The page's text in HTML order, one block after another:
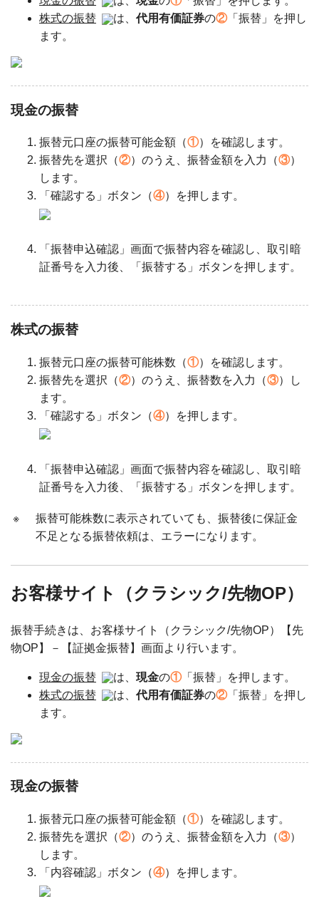
株式の振替
は、 代用有価証券の②「振替」を押し
ます。
現金の振替
振替元口座の振替可能金額（①）を確認します。
振替先を選択（②）のうえ、振替金額を入力（③）
します。
「確認する」ボタン（④）を押します。
「振替申込確認」画面で振替内容を確認し、取引暗
証番号を入力後、「振替する」ボタンを押します。
株式の振替
振替元口座の振替可能株数（①）を確認します。
振替先を選択（②）のうえ、振替数を入力（③）し
ます。
「確認する」ボタン（④）を押します。
「振替申込確認」画面で振替内容を確認し、取引暗
証番号を入力後、「振替する」ボタンを押します。
※
振替可能株数に表示されていても、振替後に保証金
不足となる振替依頼は、エラーになります。
お客様サイト（クラシック/先物OP）
振替手続きは、お客様サイト（クラシック/先物OP）【先
物OP】－【証拠金振替】画面より行います。
現金の振替 は、 現金の①「振替」を押します。
株式の振替
は、 代用有価証券の②「振替」を押し
ます。
現金の振替
振替元口座の振替可能金額（①）を確認します。
振替先を選択（②）のうえ、振替金額を入力（③）
します。
「内容確認」ボタン（④）を押します。